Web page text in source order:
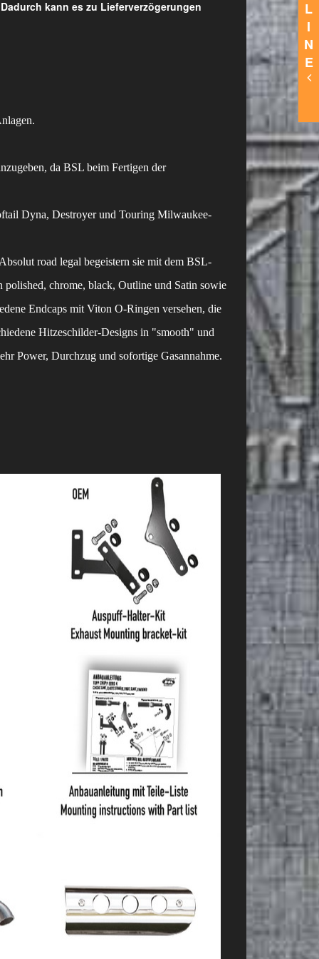
L
I
N
E
kann es zu Lieferverzögerungen
da BSL beim Fertigen der
Dyna, Destroyer und Touring Milwaukee-
road legal begeistern sie mit dem BSL-
chrome, black, Outline und Satin sowie
Endcaps mit Viton O-Ringen versehen, die
Hitzeschilder-Designs in "smooth" und
Power, Durchzug und sofortige Gasannahme.